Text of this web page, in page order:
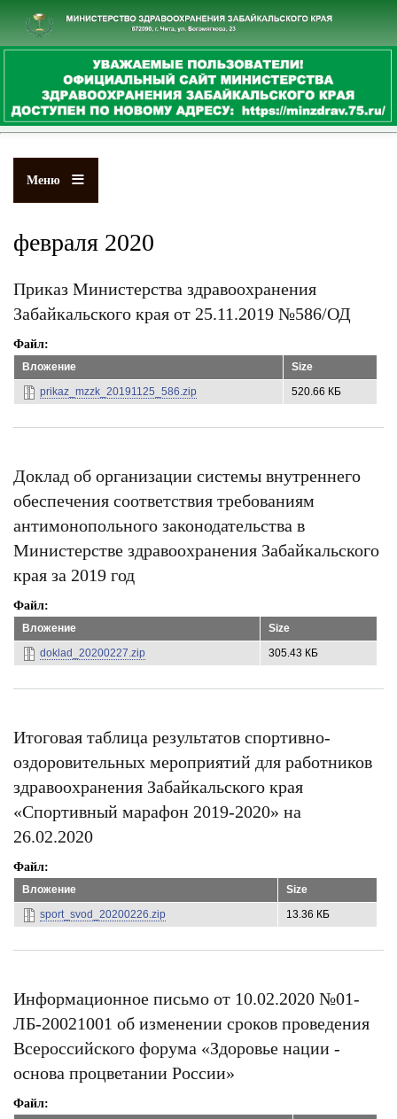
к
основному
содержанию
Меню
февраля 2020
Приказ Министерства здравоохранения
Забайкальского края от 25.11.2019 №586/ОД
Файл
Вложение
Size
prikaz_mzzk_20191125_586.zip
520.66 КБ
Доклад об организации системы внутреннего
обеспечения соответствия требованиям
антимонопольного законодательства в
Министерстве здравоохранения Забайкальского
края за 2019 год
Файл
Вложение
Size
doklad_20200227.zip
305.43 КБ
Итоговая таблица результатов спортивно-
оздоровительных мероприятий для работников
здравоохранения Забайкальского края
«Спортивный марафон 2019-2020» на
26.02.2020
Файл
Вложение
Size
sport_svod_20200226.zip
13.36 КБ
Информационное письмо от 10.02.2020 №01-
ЛБ-20021001 об изменении сроков проведения
Всероссийского форума «Здоровье нации -
основа процветании России»
Файл